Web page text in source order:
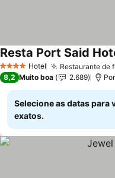
4 EstrelasHotel Restaurante de
Resta Port Said
8,2 Muito boa 2.689
Selecione as datas para
exatos.